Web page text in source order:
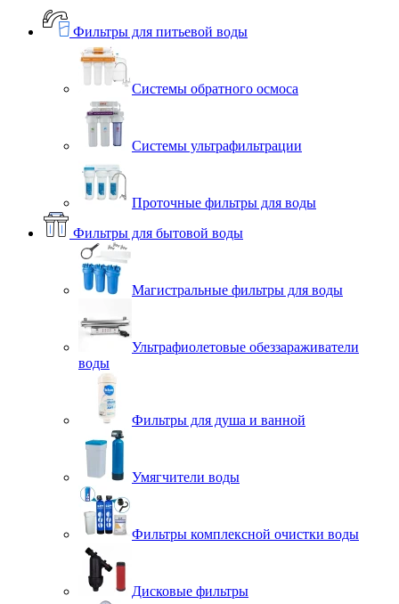
Фильтры для питьевой воды
Системы обратного осмоса
Системы ультрафильтрации
Проточные фильтры для воды
Фильтры для бытовой воды
Магистральные фильтры для воды
Ультрафиолетовые обеззараживатели
воды
Фильтры для душа и ванной
Умягчители воды
Фильтры комплексной очистки воды
Дисковые фильтры